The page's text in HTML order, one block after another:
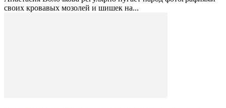
своих кровавых мозолей и шишек на...